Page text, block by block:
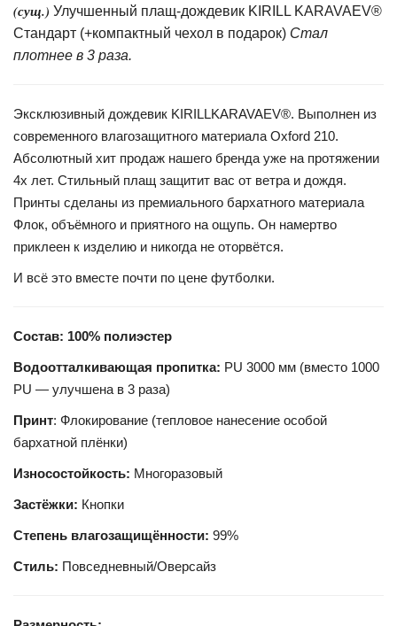
(сущ.) Улучшенный плащ-дождевик KIRILL KARAVAEV®
Стандарт (+компактный чехол в подарок) Стал
плотнее в 3 раза.
Эксклюзивный дождевик KIRILLKARAVAEV®. Выполнен из
современного влагозащитного материала Oxford 210.
Абсолютный хит продаж нашего бренда уже на протяжении
4х лет. Стильный плащ защитит вас от ветра и дождя.
Принты сделаны из премиального бархатного материала
Флок, объёмного и приятного на ощупь. Он намертво
приклеен к изделию и никогда не оторвётся.
И всё это вместе почти по цене футболки.
Состав: 100% полиэстер
Водоотталкивающая пропитка: PU 3000 мм (вместо 1000
PU — улучшена в 3 раза)
Принт: Флокирование (тепловое нанесение особой
бархатной плёнки)
Износостойкость: Многоразовый
Застёжки: Кнопки
Степень влагозащищённости: 99%
Стиль: Повседневный/Оверсайз